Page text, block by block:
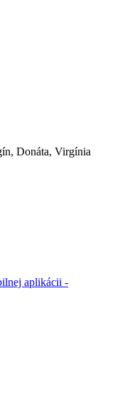
Donáta, Virgínia
aplikácii -